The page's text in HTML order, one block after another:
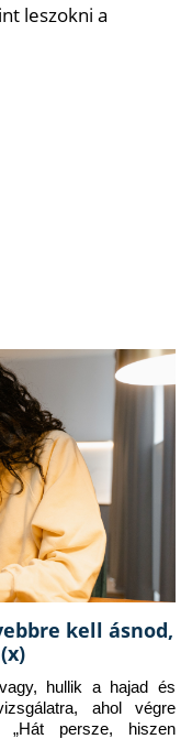
leszokni a
kell ásnod,
hullik a hajad és
ahol végre
persze, hiszen